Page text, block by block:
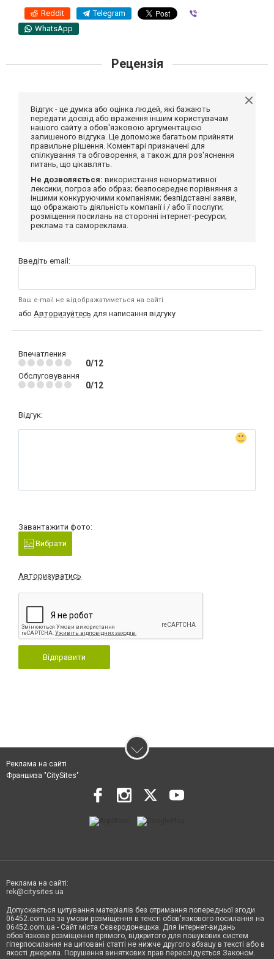
Reddit Telegram
WhatsApp
Рецензія
Відгук - це думка або оцінка людей, які бажають
передати досвід або враження іншим користувачам
нашого сайту з обов'язковою аргументацією
залишеного відгука. Це допоможе багатьом прийняти
правильне рішення. Коментарі призначені для
спілкування та обговорення, а також для роз'яснення
питань, що цікавлять.
Не дозволяється: використання ненормативної
лексики, погроз або образ; безпосереднє порівняння з
іншими конкуруючими компаніями; безпідставні заяви,
що ображають діяльність компанії і / або її послуги;
розміщення посилань на сторонні інтернет-ресурси;
реклама та самореклама.
Введіть email:
Ваш e-mail не відображатиметься на сайті
або Авторизуйтесь для написання відгуку
Впечатления
0/12
Обслуговування
0/12
Відгук:
Завантажити фото:
Вибрати
Авторизуватись
Відправити
Реклама на сайті
Франшиза "CitySites"
Реклама на сайті:
rek@citysites.ua
Допускається цитування матеріалів без отримання попередньої згоди
06452.com.ua за умови розміщення в тексті обов'язкового посилання на
06452.com.ua - Сайт міста Сєвєродонецька. Для інтернет-видань
обов'язкове розміщення прямого, відкритого для пошукових систем
гіперпосилання на цитовані статті не нижче другого абзацу в тексті або в
якості джерела. Порушення виняткових прав переслідується Законом.